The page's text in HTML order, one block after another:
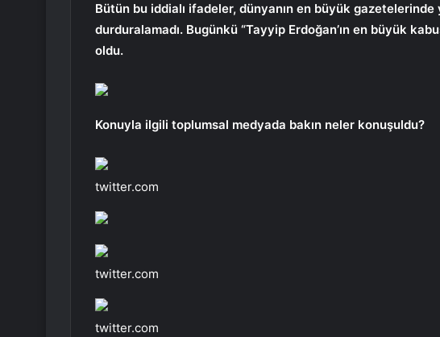
Bütün bu iddialı ifadeler, dünyanın en büyük gazetelerinde
durduralamadı. Bugünkü “Tayyip Erdoğan’ın en büyük
oldu.
Konuyla ilgili toplumsal medyada bakın neler konuşuldu?
twitter.com
twitter.com
twitter.com